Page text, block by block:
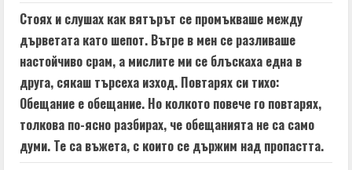
Стоях и слушах как вятърът се промъкваше между
дърветата като шепот. Вътре в мен се разливаше
настойчиво срам, а мислите ми се блъскаха една в
друга, сякаш търсеха изход. Повтарях си тихо:
Обещание е обещание. Но колкото повече го повтарях,
толкова по-ясно разбирах, че обещанията не са само
думи. Те са въжета, с които се държим над пропастта.